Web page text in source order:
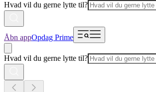
Hvad vil du gerne lytte til?
Åbn appOpdag Prime
Hvad vil du gerne lytte til?